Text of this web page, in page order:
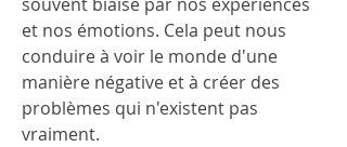
et nos émotions. Cela peut nous
conduire à voir le monde d'une
manière négative et à créer des
problèmes qui n'existent pas
vraiment.